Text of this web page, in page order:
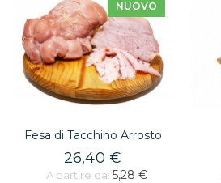
NUOVO
Fesa di Tacchino Arrosto
26,40 €
A partire da: 5,28 €